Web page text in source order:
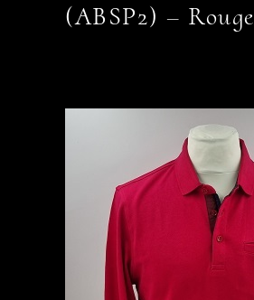
(ABSP2) – Rouge